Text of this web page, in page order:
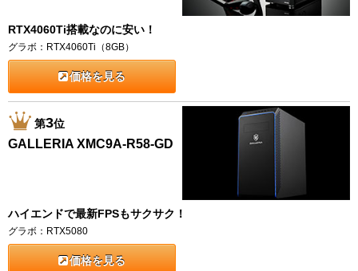
RTX4060Ti搭載なのに安い！
グラボ：RTX4060Ti（8GB）
価格を見る
第3位
GALLERIA XMC9A-R58-GD
ハイエンドで最新FPSもサクサク！
グラボ：RTX5080
価格を見る